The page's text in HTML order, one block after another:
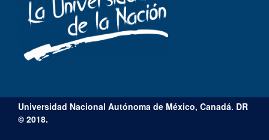
Universidad Nacional Autónoma de México, Canadá. DR
© 2018.